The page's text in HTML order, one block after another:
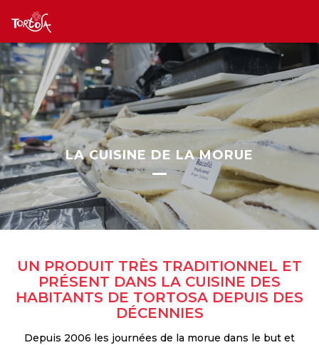
LA CUISINE DE LA MORUE
UN PRODUIT TRÈS TRADITIONNEL ET
PRÉSENT DANS LA CUISINE DES
HABITANTS DE TORTOSA DEPUIS DES
DÉCENNIES
Depuis 2006 les journées de la morue dans le but et